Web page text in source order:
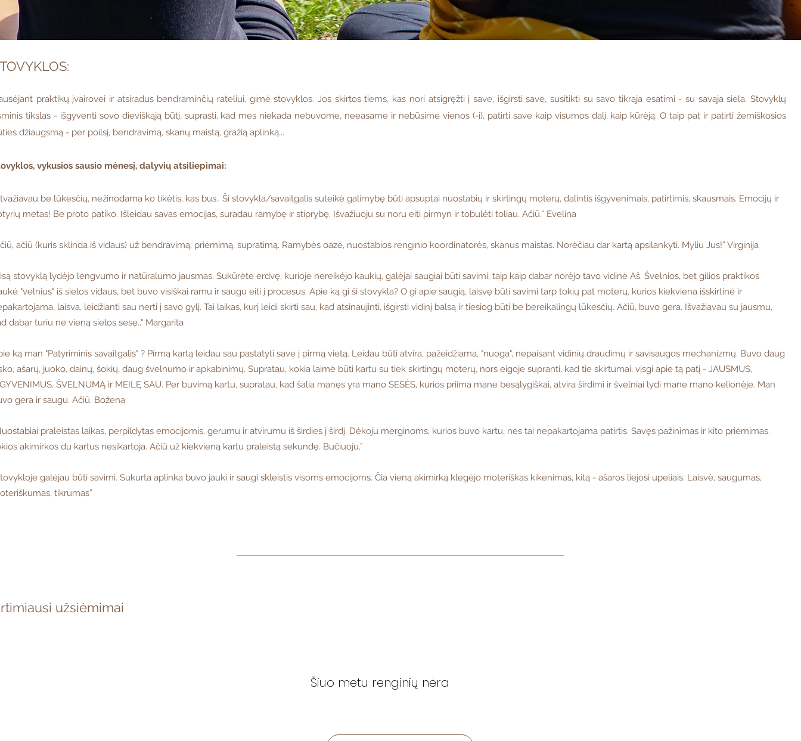
praktikų įvairovei ir atsiradus bendraminčių rateliui, gimė stovyklos. Jos skirtos tiems, kas nori atsigręžti į save, išgirsti save, susitikti su savo tikrąja esatimi - su savąja siela. Stovyklų
tikslas - išgyventi sovo dieviškąją būtį, suprasti, kad mes niekada nebuvome, neeasame ir nebūsime vienos (-i), patirti save kaip visumos dalį, kaip kūrėją. O taip pat ir patirti žemiškosios
džiaugsmą - per poilsį, bendravimą, skanų maistą, gražią aplinką...
vykusios sausio mėnesį, dalyvių atsiliepimai:
be lūkesčių, nežinodama ko tikėtis, kas bus.. Ši stovykla/savaitgalis suteikė galimybę būti apsuptai nuostabių ir skirtingų moterų, dalintis išgyvenimais, patirtimis, skausmais. Emocijų ir
metas! Be proto patiko. Išleidau savas emocijas, suradau ramybę ir stiprybę. Išvažiuoju su noru eiti pirmyn ir tobulėti toliau. Ačiū.” Evelina
ačiū (kuris sklinda iš vidaus) už bendravimą, priėmimą, supratimą. Ramybės oazė, nuostabios renginio koordinatorės, skanus maistas. Norėčiau dar kartą apsilankyti. Myliu Jus!” Virginija
stovyklą lydėjo lengvumo ir natūralumo jausmas. Sukūrėte erdvę, kurioje nereikėjo kaukių, galėjai saugiai būti savimi, taip kaip dabar norėjo tavo vidinė Aš. Švelnios, bet gilios praktikos
"velnius" iš sielos vidaus, bet buvo visiškai ramu ir saugu eiti į procesus. Apie ką gi ši stovykla? O gi apie saugią, laisvę būti savimi tarp tokių pat moterų, kurios kiekviena išskirtinė ir
laisva, leidžianti sau nerti į savo gylį. Tai laikas, kurį leidi skirti sau, kad atsinaujinti, išgirsti vidinį balsą ir tiesiog būti be bereikalingų lūkesčių. Ačiū, buvo gera. Išvažiavau su jausmu,
dabar turiu ne vieną sielos sesę.." Margarita
ką man "Patyriminis savaitgalis" ? Pirmą kartą leidau sau pastatyti save į pirmą vietą. Leidau būti atvira, pažeidžiama, "nuoga", nepaisant vidinių draudimų ir savisaugos mechanizmų. Buvo daug
ašarų, juoko, dainų, šokių, daug švelnumo ir apkabinimų. Supratau, kokia laimė būti kartu su tiek skirtingų moterų, nors eigoje supranti, kad tie skirtumai, visgi apie tą patį - JAUSMUS,
ŠVELNUMĄ ir MEILĘ SAU. Per buvimą kartu, supratau, kad šalia manęs yra mano SESĖS, kurios priima mane besąlygiškai, atvira širdimi ir švelniai lydi mane mano kelionėje. Man
gera ir saugu. Ačiū. Božena
praleistas laikas, perpildytas emocijomis, gerumu ir atvirumu iš širdies į širdį. Dėkoju merginoms, kurios buvo kartu, nes tai nepakartojama patirtis. Savęs pažinimas ir kito priėmimas.
akimirkos du kartus nesikartoja. Ačiū už kiekvieną kartu praleistą sekundę. Bučiuoju.”
galėjau būti savimi. Sukurta aplinka buvo jauki ir saugi skleistis visoms emocijoms. Čia vieną akimirką klegėjo moteriškas kikenimas, kitą - ašaros liejosi upeliais. Laisvė, saugumas,
tikrumas”
užsiėmimai
Šiuo metu renginių nėra